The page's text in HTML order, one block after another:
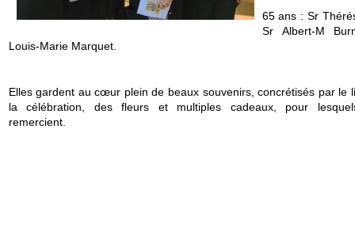
65 ans : Sr
Sr Albert-M
Louis-Marie Marquet.
Elles gardent au cœur plein de beaux souvenirs, concrétisés par le
la célébration, des fleurs et multiples cadeaux, pour
remercient.